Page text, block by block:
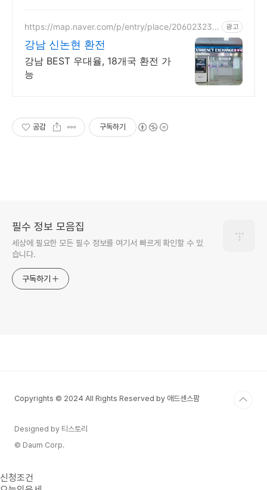
https://map.naver.com/p/entry/place/206023238
광고
강남 신논현 환전
강남 BEST 우대율, 18개국 환전 가
능
공감 구독하기
필수 정보 모음집
세상에 필요한 모든 필수 정보를 여기서 빠르게 확인할 수 있
습니다.
구독하기
Copyrights © 2024 All Rights Reserved by 애드센스팜
Designed by 티스토리
© Daum Corp.
신청조건